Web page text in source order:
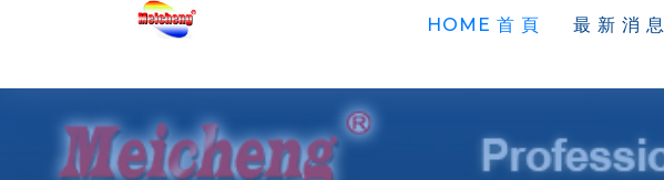
HOME 首 頁 最 新 消 息